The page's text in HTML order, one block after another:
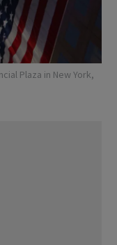
Plaza in New York,